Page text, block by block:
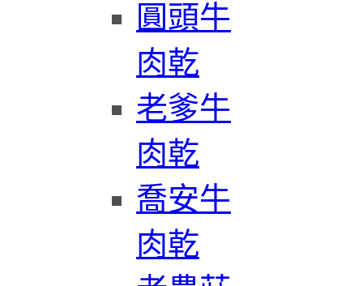
圓頭牛
肉乾
老爹牛
肉乾
喬安牛
肉乾